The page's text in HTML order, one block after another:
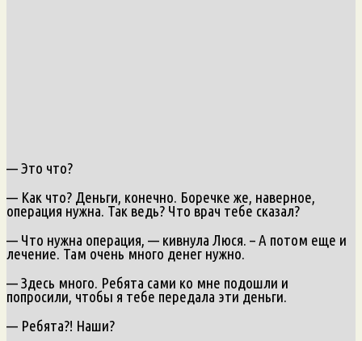
— Это что?
— Как что? Деньги, конечно. Боречке же, наверное,
операция нужна. Так ведь? Что врач тебе сказал?
— Что нужна операция, — кивнула Люся. – А потом еще и
лечение. Там очень много денег нужно.
— Здесь много. Ребята сами ко мне подошли и
попросили, чтобы я тебе передала эти деньги.
— Ребята?! Наши?